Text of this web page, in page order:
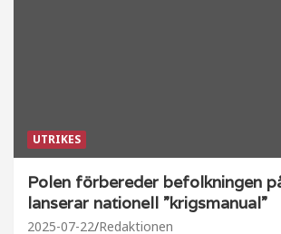
UTRIKES
Polen förbereder befolkningen
lanserar nationell ”krigsmanual”
2025-07-22 Redaktionen